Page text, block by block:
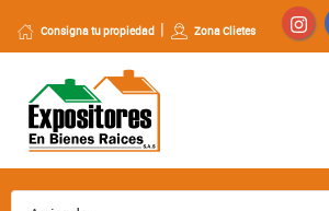
Consigna tu propiedad Zona Clietes